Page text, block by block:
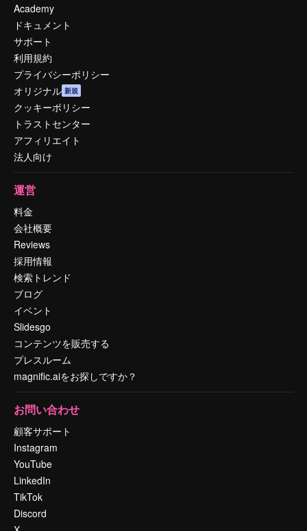
Academy
ドキュメント
サポート
利用規約
プライバシーポリシー
オリジナル 新規
クッキーポリシー
トラストセンター
アフィリエイト
法人向け
運営
料金
会社概要
Reviews
採用情報
検索トレンド
ブログ
イベント
Slidesgo
コンテンツを販売する
プレスルーム
magnific.aiをお探しですか？
お問い合わせ
顧客サポート
Instagram
YouTube
LinkedIn
TikTok
Discord